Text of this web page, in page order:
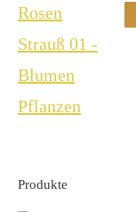
Produkte